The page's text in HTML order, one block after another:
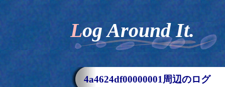
Log Around It.
4a4624df00000001周辺のログ